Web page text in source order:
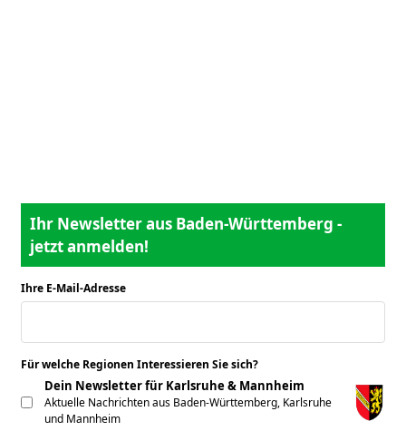
Ihr Newsletter aus Baden-Württemberg -
jetzt anmelden!
Ihre E-Mail-Adresse
Für welche Regionen Interessieren Sie sich?
Dein Newsletter für Karlsruhe & Mannheim
Aktuelle Nachrichten aus Baden-Württemberg, Karlsruhe
und Mannheim